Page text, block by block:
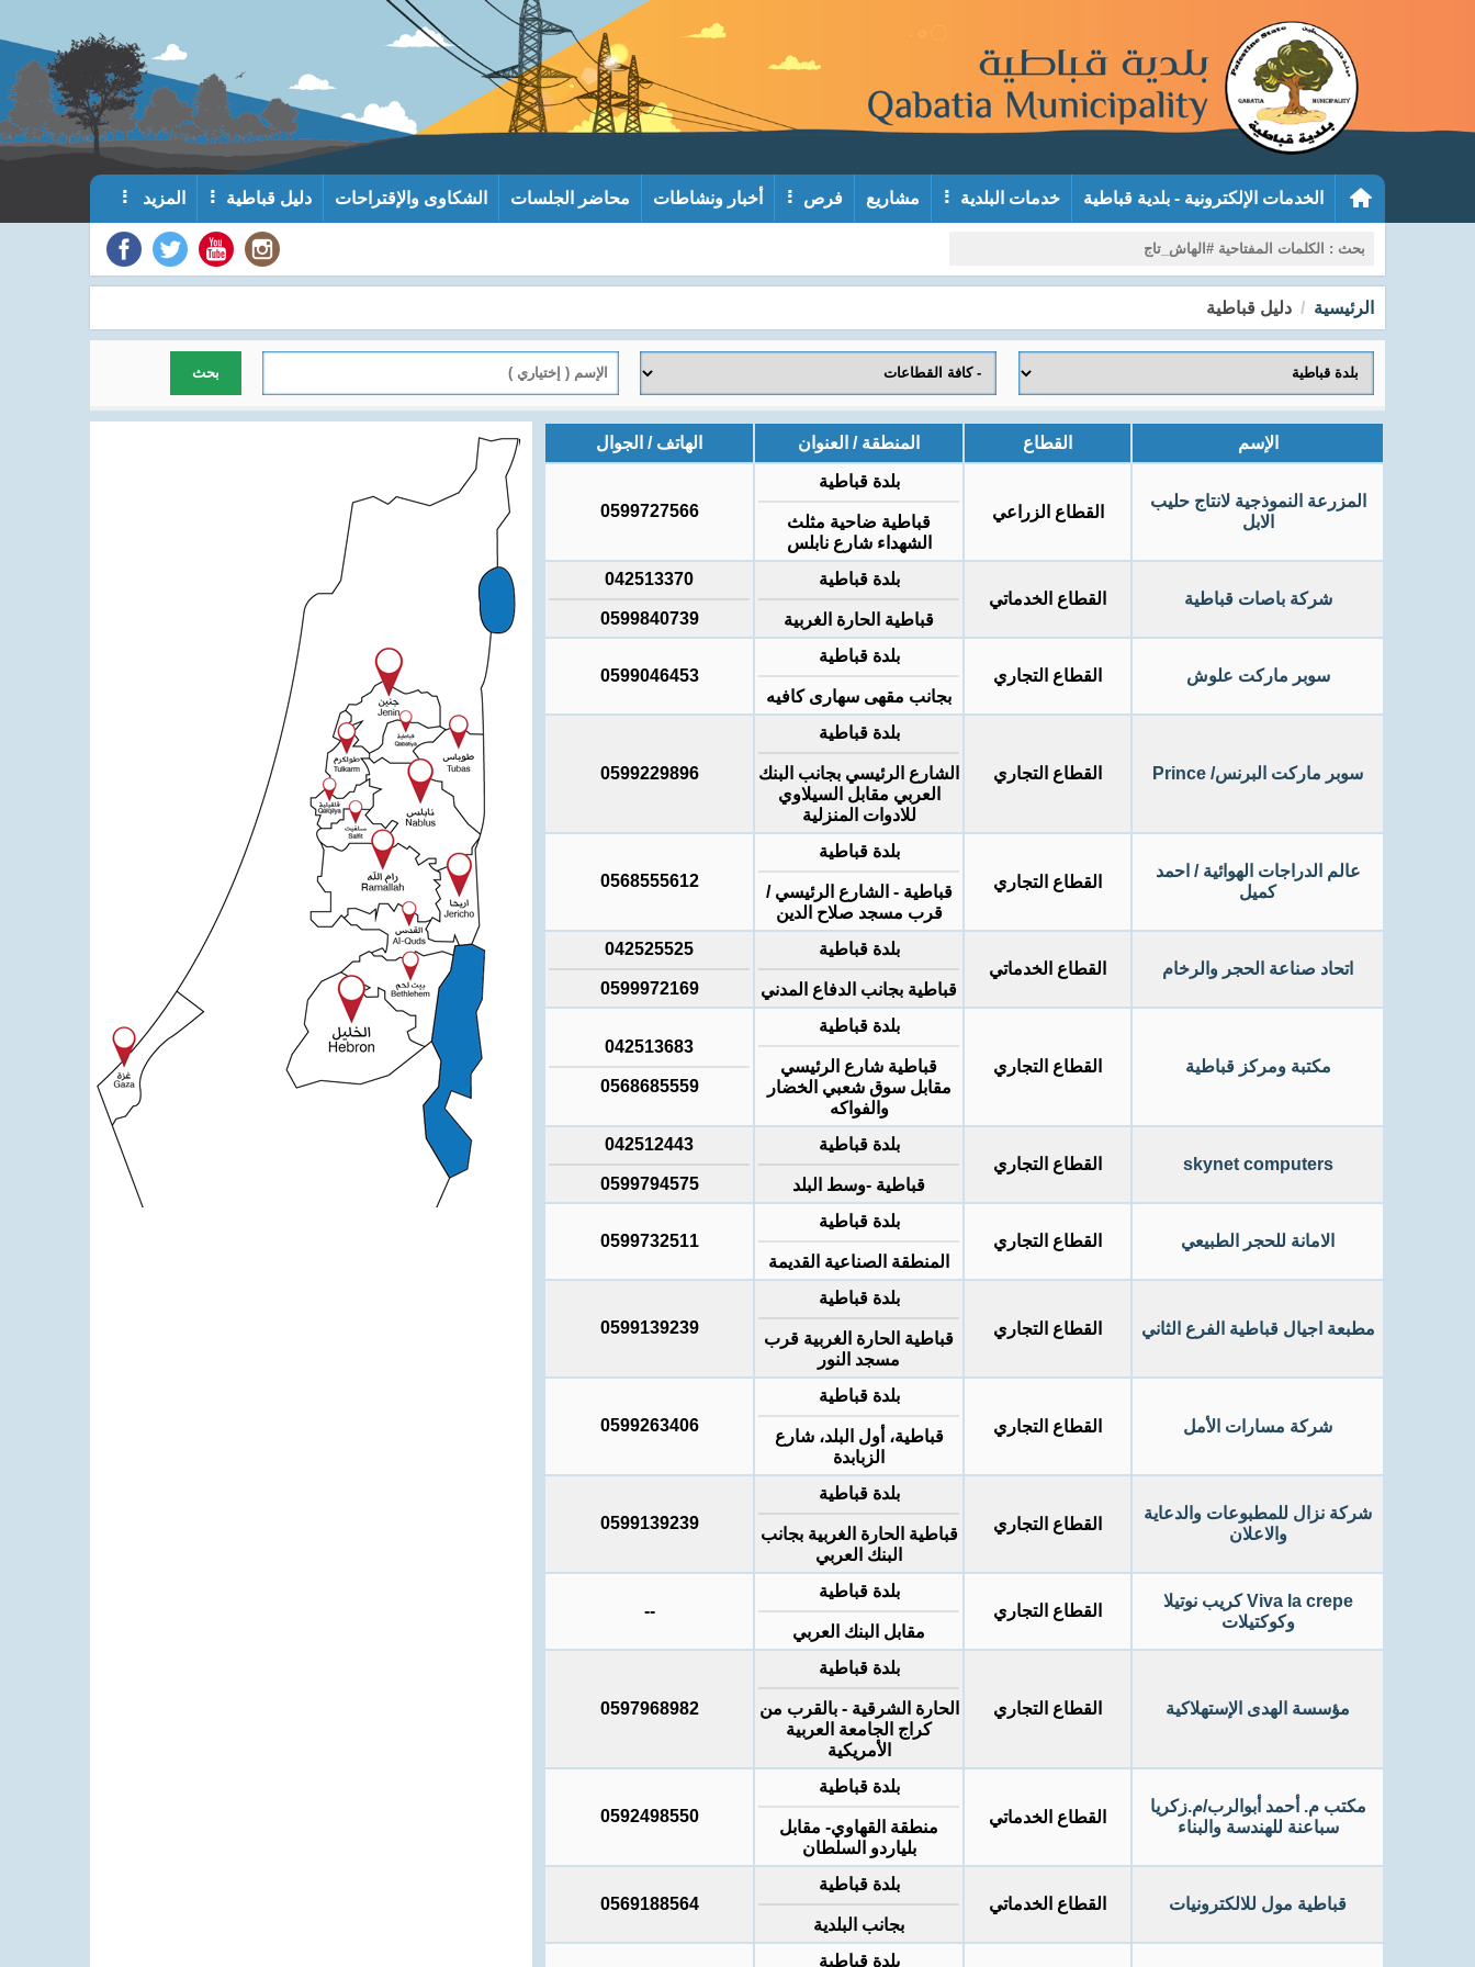
الخدمات الإلكترونية - بلدية قباطية خدمات البلدية مشاريع فرص أخبار ونشاطات محاضر الجلسات الشكاوى والإقتراحات دليل قباطية المزيد
الرئيسية دليل قباطية
بحث
الإسم القطاع المنطقة / العنوان الهاتف / الجوال
المزرعة النموذجية لانتاج حليب
الابل
القطاع الزراعي
بلدة قباطية
قباطية ضاحية مثلث
الشهداء شارع نابلس
0599727566
شركة باصات قباطية القطاع الخدماتي
بلدة قباطية
قباطية الحارة الغربية
042513370
0599840739
سوبر ماركت علوش القطاع التجاري
بلدة قباطية
بجانب مقهى سهارى كافيه
0599046453
سوبر ماركت البرنس/ Prince القطاع التجاري
بلدة قباطية
الشارع الرئيسي بجانب البنك
العربي مقابل السيلاوي
للادوات المنزلية
0599229896
عالم الدراجات الهوائية / احمد
كميل
القطاع التجاري
بلدة قباطية
قباطية - الشارع الرئيسي /
قرب مسجد صلاح الدين
0568555612
اتحاد صناعة الحجر والرخام القطاع الخدماتي
بلدة قباطية
قباطية بجانب الدفاع المدني
042525525
0599972169
مكتبة ومركز قباطية القطاع التجاري
بلدة قباطية
قباطية شارع الرئيسي
مقابل سوق شعبي الخضار
والفواكه
042513683
0568685559
skynet computers القطاع التجاري
بلدة قباطية
قباطية -وسط البلد
042512443
0599794575
الامانة للحجر الطبيعي القطاع التجاري
بلدة قباطية
المنطقة الصناعية القديمة
0599732511
مطبعة اجيال قباطية الفرع الثاني القطاع التجاري
بلدة قباطية
قباطية الحارة الغربية قرب
مسجد النور
0599139239
شركة مسارات الأمل القطاع التجاري
بلدة قباطية
قباطية، أول البلد، شارع
الزبابدة
0599263406
شركة نزال للمطبوعات والدعاية
والاعلان
القطاع التجاري
بلدة قباطية
قباطية الحارة الغربية بجانب
البنك العربي
0599139239
Viva la crepe كريب نوتيلا
وكوكتيلات
القطاع التجاري
بلدة قباطية
مقابل البنك العربي
--
مؤسسة الهدى الإستهلاكية القطاع التجاري
بلدة قباطية
الحارة الشرقية - بالقرب من
كراج الجامعة العربية
الأمريكية
0597968982
مكتب م. أحمد أبوالرب/م.زكريا
سباعنة للهندسة والبناء
القطاع الخدماتي
بلدة قباطية
منطقة القهاوي- مقابل
بلياردو السلطان
0592498550
قباطية مول للالكترونيات القطاع الخدماتي
بلدة قباطية
بجانب البلدية
0569188564
بلدة قباطية